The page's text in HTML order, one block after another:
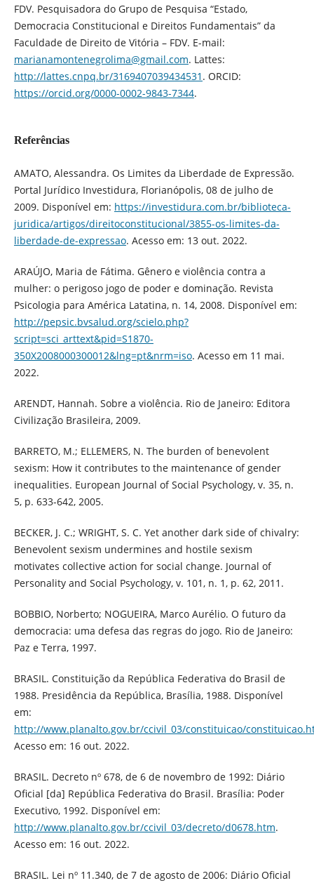
FDV. Pesquisadora do Grupo de Pesquisa “Estado,
Democracia Constitucional e Direitos Fundamentais” da
Faculdade de Direito de Vitória – FDV. E-mail:
marianamontenegrolima@gmail.com. Lattes:
http://lattes.cnpq.br/3169407039434531 . ORCID:
https://orcid.org/0000-0002-9843-7344.
Referências
AMATO, Alessandra. Os Limites da Liberdade de Expressão.
Portal Jurídico Investidura, Florianópolis, 08 de julho de
2009. Disponível em: https://investidura.com.br/biblioteca-
juridica/artigos/direitoconstitucional/3855-os-limites-da-
liberdade-de-expressao. Acesso em: 13 out. 2022.
ARAÚJO, Maria de Fátima. Gênero e violência contra a
mulher: o perigoso jogo de poder e dominação. Revista
Psicologia para América Latatina, n. 14, 2008. Disponível em:
http://pepsic.bvsalud.org/scielo.php?
script=sci_arttext&pid=S1870-
350X2008000300012&lng=pt&nrm=iso. Acesso em 11 mai.
2022.
ARENDT, Hannah. Sobre a violência. Rio de Janeiro: Editora
Civilização Brasileira, 2009.
BARRETO, M.; ELLEMERS, N. The burden of benevolent
sexism: How it contributes to the maintenance of gender
inequalities. European Journal of Social Psychology, v. 35, n.
5, p. 633-642, 2005.
BECKER, J. C.; WRIGHT, S. C. Yet another dark side of chivalry:
Benevolent sexism undermines and hostile sexism
motivates collective action for social change. Journal of
Personality and Social Psychology, v. 101, n. 1, p. 62, 2011.
BOBBIO, Norberto; NOGUEIRA, Marco Aurélio. O futuro da
democracia: uma defesa das regras do jogo. Rio de Janeiro:
Paz e Terra, 1997.
BRASIL. Constituição da República Federativa do Brasil de
1988. Presidência da República, Brasília, 1988. Disponível
em:
http://www.planalto.gov.br/ccivil_03/constituicao/
Acesso em: 16 out. 2022.
BRASIL. Decreto nº 678, de 6 de novembro de 1992: Diário
Oficial [da] República Federativa do Brasil. Brasília: Poder
Executivo, 1992. Disponível em:
http://www.planalto.gov.br/ccivil_03/decreto/d0678.htm.
Acesso em: 16 out. 2022.
BRASIL. Lei nº 11.340, de 7 de agosto de 2006: Diário Oficial